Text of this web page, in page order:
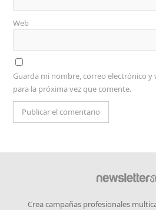
Web
Guarda mi nombre, correo electrónico y
para la próxima vez que comente.
Crea campañas profesionales